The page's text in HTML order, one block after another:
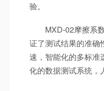
验。
MXD-02摩擦系数
证了测试结果的准确
速，智能化的多标准
化的数据测试系统，